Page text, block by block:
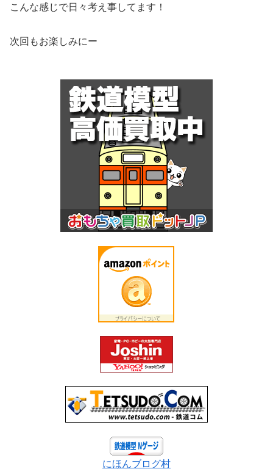
こんな感じで日々考え事してます！
次回もお楽しみにー
にほんブログ村